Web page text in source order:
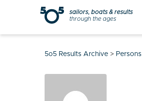
sailors, boats & results
through the ages
5o5 Results Archive > Persons